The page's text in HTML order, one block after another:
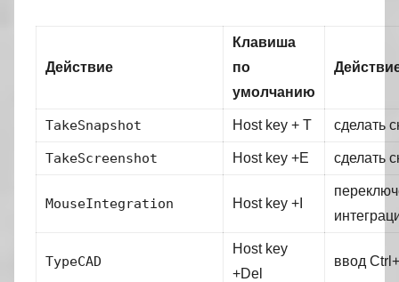
Действие
Клавиша
по
умолчанию
TakeSnapshot Host key + T сделать
TakeScreenshot Host key +E сделать
MouseIntegration Host key +I
TypeCAD
Host key
+Del
ввод